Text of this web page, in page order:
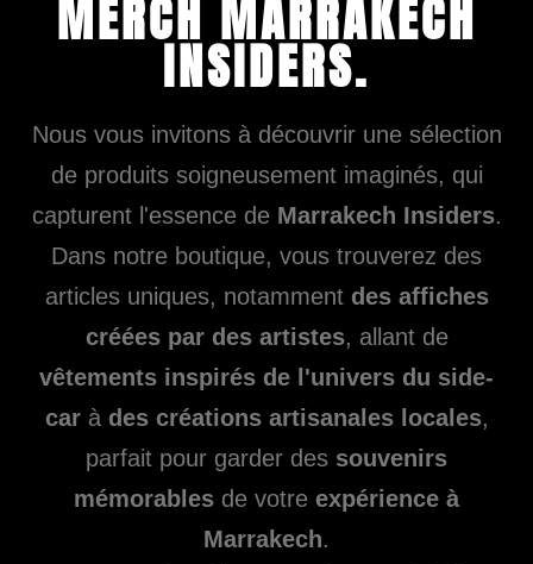
MERCH MARRAKECH
INSIDERS.
Nous vous invitons à découvrir une sélection
de produits soigneusement imaginés, qui
capturent l'essence de Marrakech Insiders.
Dans notre boutique, vous trouverez des
articles uniques, notamment des affiches
créées par des artistes, allant de
vêtements inspirés de l'univers du side-
carà des créations artisanales locales,
parfait pour garder des souvenirs
mémorables de votre expérience à
Marrakech.